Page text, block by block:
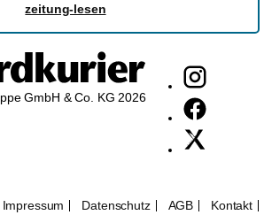
zeitung-lesen
GmbH & Co. KG 2026
Impressum Datenschutz AGB
Kontakt